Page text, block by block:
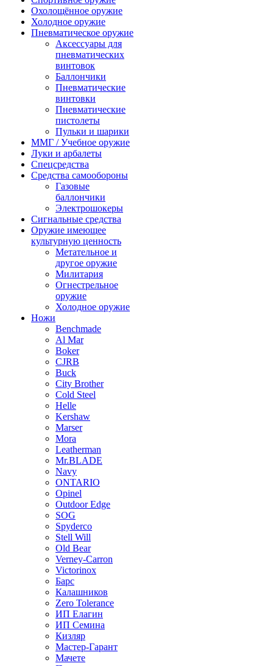
Охолощённое оружие
Холодное оружие
Пневматическое оружие
Аксессуары для
пневматических
винтовок
Баллончики
Пневматические
винтовки
Пневматические
пистолеты
Пульки и шарики
ММГ / Учебное оружие
Луки и арбалеты
Спецсредства
Средства самообороны
Газовые
баллончики
Электрошокеры
Сигнальные средства
Оружие имеющее
культурную ценность
Метательное и
другое оружие
Милитария
Огнестрельное
оружие
Холодное оружие
Ножи
Benchmade
Al Mar
Boker
CJRB
Buck
City Brother
Cold Steel
Helle
Kershaw
Marser
Mora
Leatherman
Mr.BLADE
Navy
ONTARIO
Opinel
Outdoor Edge
SOG
Spyderco
Stell Will
Old Bear
Verney-Carron
Victorinox
Барс
Калашников
Zero Tolerance
ИП Елагин
ИП Семина
Кизляр
Мастер-Гарант
Мачете